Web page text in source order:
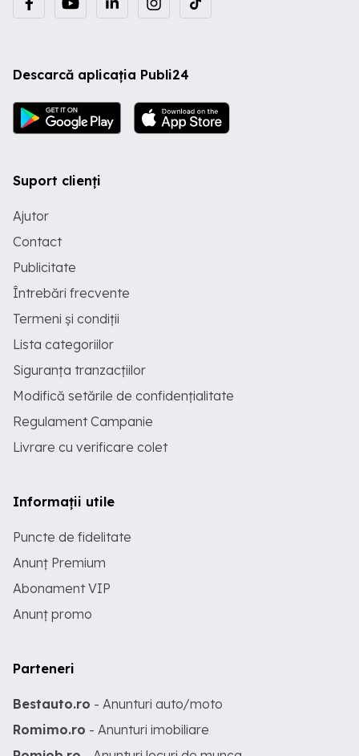
Descarcă aplicația Publi24
Suport clienți
Ajutor
Contact
Publicitate
Întrebări frecvente
Termeni și condiții
Lista categoriilor
Siguranța tranzacțiilor
Modifică setările de confidențialitate
Regulament Campanie
Livrare cu verificare colet
Informații utile
Puncte de fidelitate
Anunț Premium
Abonament VIP
Anunț promo
Parteneri
Bestauto.ro - Anunturi auto/moto
Romimo.ro - Anunturi imobiliare